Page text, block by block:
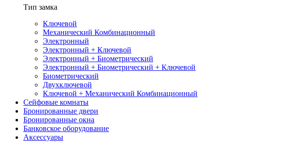
Тип замка
Ключевой
Механический Комбинационный
Электронный
Электронный + Ключевой
Электронный + Биометрический
Электронный + Биометрический + Ключевой
Биометрический
Двухключевой
Ключевой + Механический Комбинационный
Сейфовые комнаты
Бронированные двери
Бронированные окна
Банковское оборудование
Аксессуары